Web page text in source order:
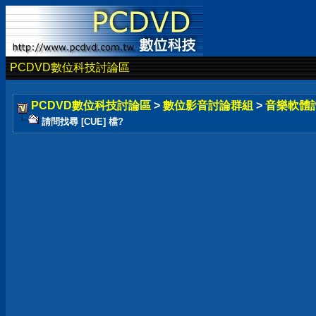
PCDVD數位科技討論區
PCDVD數位科技討論區 > 數位影音討論群組 > 音樂軟體
請問找尋 [CUE] 檔?